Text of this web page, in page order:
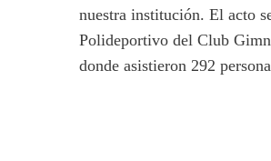
nuestra institución. El acto
Polideportivo del Club
donde asistieron 292